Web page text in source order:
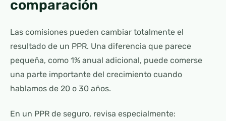
comparación
Las comisiones pueden cambiar totalmente el
resultado de un PPR. Una diferencia que parece
pequeña, como 1% anual adicional, puede comerse
una parte importante del crecimiento cuando
hablamos de 20 o 30 años.
En un PPR de seguro, revisa especialmente: